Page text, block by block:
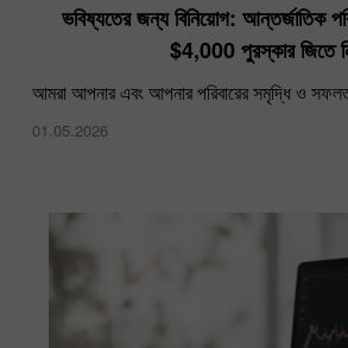
ভবিষ্যতের জন্য বিনিয়োগ: আন্তর্জাতিক
$4,000 পুরস্কার জিতে
আমরা আপনার এবং আপনার পরিবারের সমৃদ্ধি ও
01.05.2026